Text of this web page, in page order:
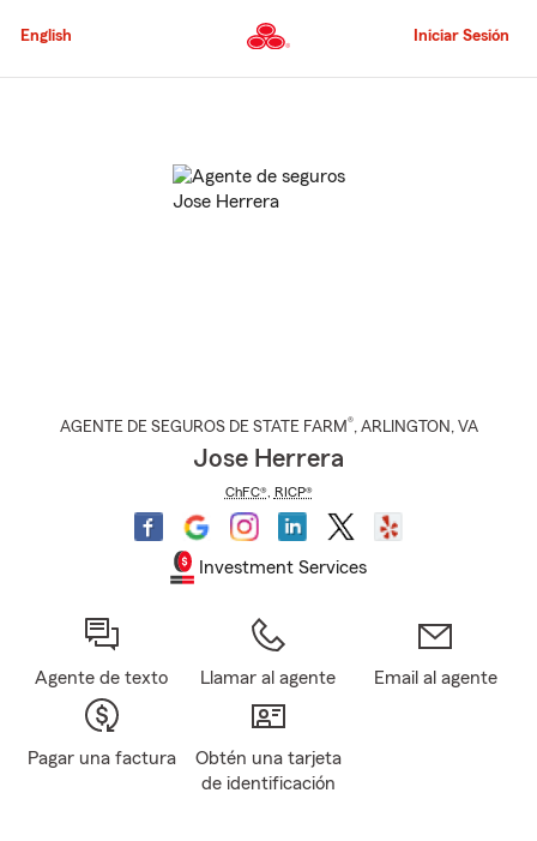
al
principal
English Iniciar Sesión
AGENTE DE SEGUROS DE STATE FARM®, ARLINGTON , VA
Jose Herrera
ChFC®, RICP®
Investment Services
Agente de texto Llamar al agente Email al agente
Pagar una factura
Obtén una tarjeta
de identificación